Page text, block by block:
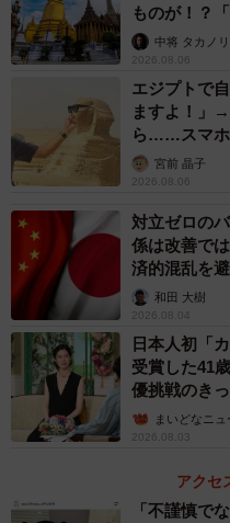
知らしめた。今回の軍事介
大国による、極めて強硬で
ものが！？
中将 タカノリ
2026.08.06
エジプトで
ますよ！」
ら……スマホ
カモ代表か
宮前 晶子
2026.08.06
対立ゼロの
係は改善で
済的混乱を
和田 大樹
2026.08.04
日本人初「
受賞した41
優挑戦のき
子の部屋】
まいどなニュ
2026.08.03
アクセ
「不謹慎で